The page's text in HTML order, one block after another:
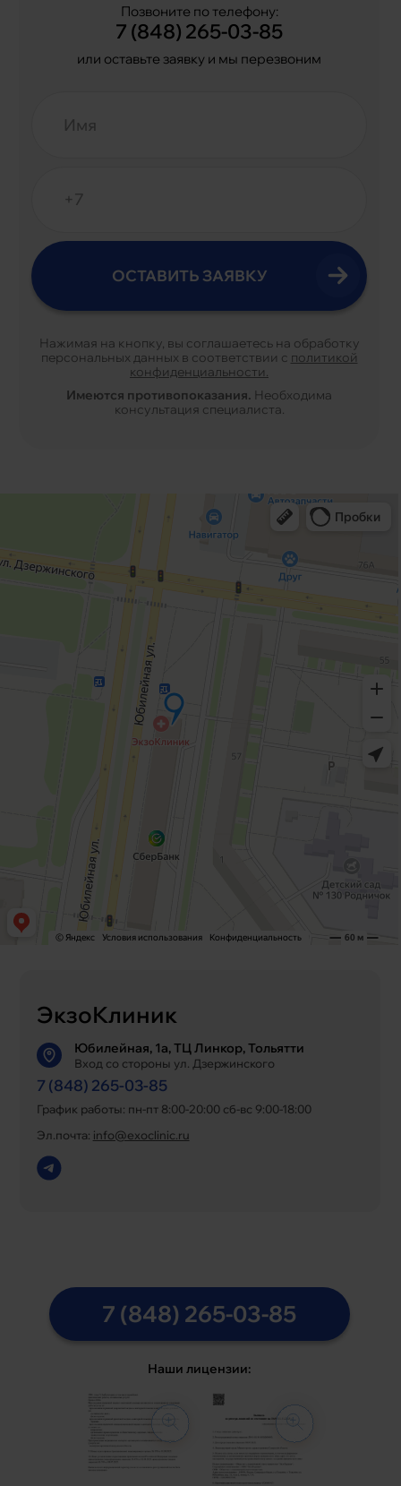
Позвоните по телефону:
7 (848) 265-03-85
или оставьте заявку и мы перезвоним
Нажимая на кнопку, вы соглашаетесь на обработку
персональных данных в соответствии с политикой
конфиденциальности.
Имеются противопоказания. Необходима
консультация специалиста.
ЭкзоКлиник
Юбилейная, 1а, ТЦ Линкор, Тольятти
Вход со стороны ул. Дзержинского
7 (848) 265-03-85
График работы: пн-пт 8:00-20:00 сб-вс 9:00-18:00
Эл.почта: info@exoclinic.ru
Наши лицензии:
7 (848) 265-03-85